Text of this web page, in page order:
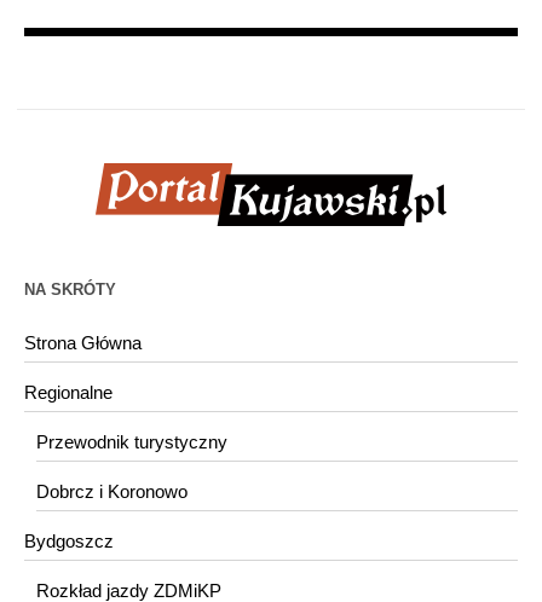
NA SKRÓTY
Strona Główna
Regionalne
Przewodnik turystyczny
Dobrcz i Koronowo
Bydgoszcz
Rozkład jazdy ZDMiKP